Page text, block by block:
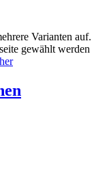
Varianten auf.
gewählt werden